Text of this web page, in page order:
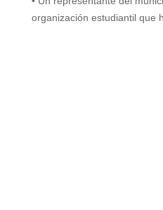
organización estudiantil que